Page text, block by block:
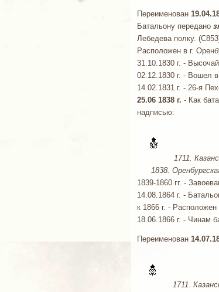
Переименован
Батальону передано
Лебедева полку.
Расположен в г.
31.10.1830 г. -
02.12.1830 г. - Вошел
14.02.1831 г. - 26-я
25.06 1838 г. - Как
надписью:
1711.
1838.
1839-1860 гг. -
14.08.1864 г. -
к 1866 г. -
18.06.1866 г. - Чинам
Переименован
1711.